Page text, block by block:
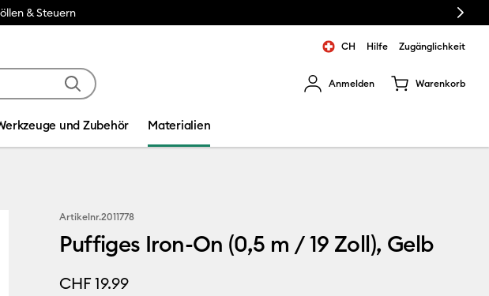
& Steuern Next
CH Hilfe Zugänglichkeit
Anmelden Warenkorb
und Zubehör Materialien
Artikelnr.2011778
Puffiges Iron-On (0,5 m / 19 Zoll), Gelb
CHF 19.99